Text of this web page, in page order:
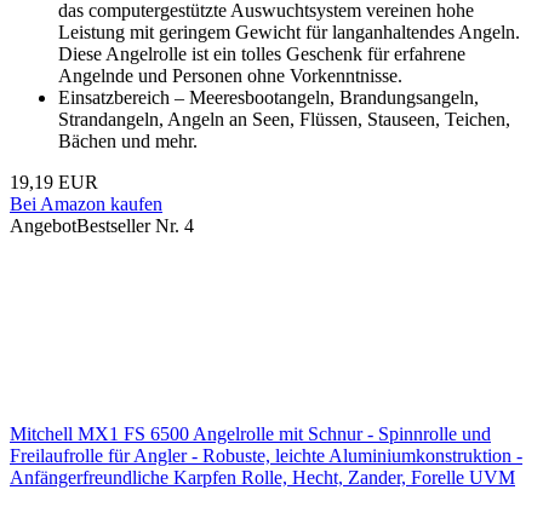
das computergestützte Auswuchtsystem vereinen hohe
Leistung mit geringem Gewicht für langanhaltendes Angeln.
Diese Angelrolle ist ein tolles Geschenk für erfahrene
Angelnde und Personen ohne Vorkenntnisse.
Einsatzbereich – Meeresbootangeln, Brandungsangeln,
Strandangeln, Angeln an Seen, Flüssen, Stauseen, Teichen,
Bächen und mehr.
19,19 EUR
Bei Amazon kaufen
AngebotBestseller Nr. 4
Mitchell MX1 FS 6500 Angelrolle mit Schnur - Spinnrolle und
Freilaufrolle für Angler - Robuste, leichte Aluminiumkonstruktion -
Anfängerfreundliche Karpfen Rolle, Hecht, Zander, Forelle UVM